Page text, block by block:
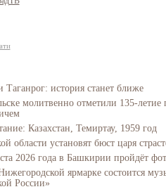
Таганрог: история станет ближе
молитвенно отметили 135-
Казахстан, Темиртау, 1959 год
области установят бюст царя
2026 года в Башкирии пройдёт
ярмарке состоится
России»